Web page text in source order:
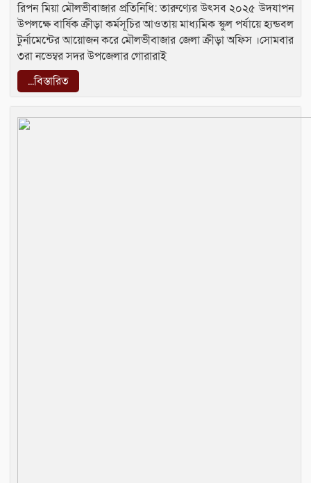
রিপন মিয়া মৌলভীবাজার প্রতিনিধি: তারুণ্যের উৎসব ২০২৫ উদযাপন
উপলক্ষে বার্ষিক ক্রীড়া কর্মসূচির আওতায় মাধ্যমিক স্কুল পর্যায়ে হ‍্যন্ডবল
টুর্নামেন্টের আয়োজন করে মৌলভীবাজার জেলা ক্রীড়া অফিস ।সোমবার
৩রা নভেম্বর সদর উপজেলার গোরারাই
...বিস্তারিত